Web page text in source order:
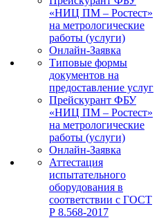
«НИЦ ПМ – Ростест»
на метрологические
работы (услуги)
Онлайн-Заявка
Типовые формы
документов на
предоставление услуг
Прейскурант ФБУ
«НИЦ ПМ – Ростест»
на метрологические
работы (услуги)
Онлайн-Заявка
Аттестация
испытательного
оборудования в
соответствии с ГОСТ
Р 8.568-2017